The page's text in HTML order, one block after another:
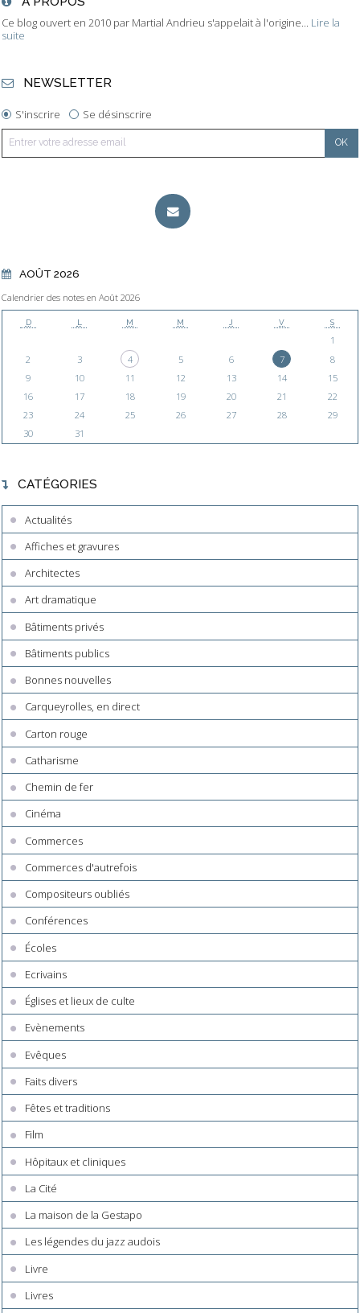
Ce blog ouvert en 2010 par Martial Andrieu s'appelait à l'origine... Lire la
suite
NEWSLETTER
S'inscrire Se désinscrire
AOÛT 2026
Calendrier des notes en Août 2026
D L M M J V S
1
2
3 4 5 6 7
8
9
10 11 12 13 14
15
16
17 18 19 20 21
22
23
24 25 26 27 28
29
30
31
CATÉGORIES
Actualités
Affiches et gravures
Architectes
Art dramatique
Bâtiments privés
Bâtiments publics
Bonnes nouvelles
Carqueyrolles, en direct
Carton rouge
Catharisme
Chemin de fer
Cinéma
Commerces
Commerces d'autrefois
Compositeurs oubliés
Conférences
Écoles
Ecrivains
Églises et lieux de culte
Evènements
Evêques
Faits divers
Fêtes et traditions
Film
Hôpitaux et cliniques
La Cité
La maison de la Gestapo
Les légendes du jazz audois
Livre
Livres